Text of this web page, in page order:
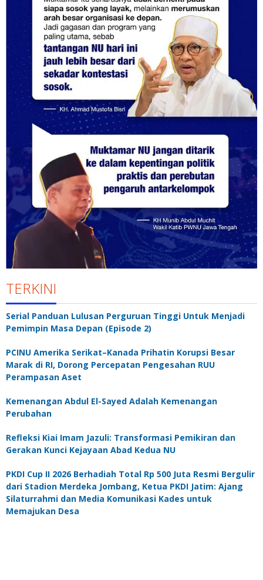
TERKINI
Serial Panduan Lulusan Perguruan Tinggi Untuk Menjadi
Pemimpin Masa Depan (Episode 2)
PCINU Amerika Serikat–Kanada Prihatin Korupsi Besar
Marak di RI, Dorong Percepatan Pengesahan RUU
Perampasan Aset
Kemenangan Abdul El-Sayed Adalah Kemenangan
Perubahan
Refleksi Kiai Imam Jazuli: Transformasi Pemikiran dan
Gerakan Kunci Kejayaan Abad Kedua NU
PKDI Cup II 2026 Berhadiah Total Rp 500 Juta Resmi Bergulir
dari Stadion Merdeka Jombang, Ketua PKDI Jatim: Ajang
Silaturrahmi dan Media Komunikasi Kades untuk
Memajukan Desa